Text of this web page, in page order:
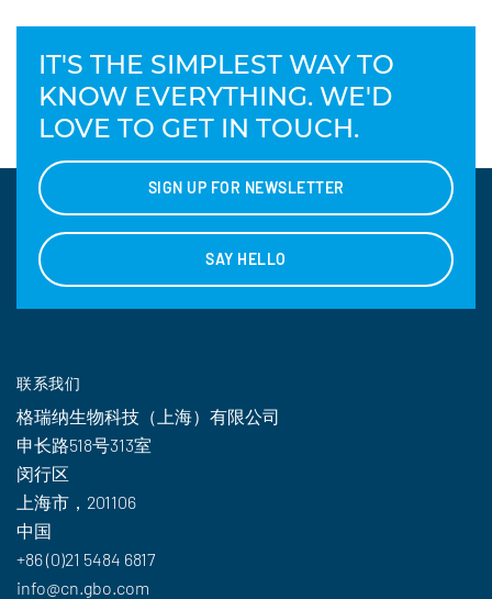
IT'S THE SIMPLEST WAY TO
KNOW EVERYTHING. WE'D
LOVE TO GET IN TOUCH.
SIGN UP FOR NEWSLETTER
SAY HELLO
联系我们
格瑞纳生物科技（上海）有限公司
申长路518号313室
闵行区
上海市，201106
中国
+86 (0)21 5484 6817
info@cn.gbo.com